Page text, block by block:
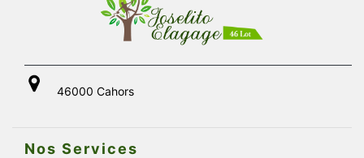
46000 Cahors
Nos Services